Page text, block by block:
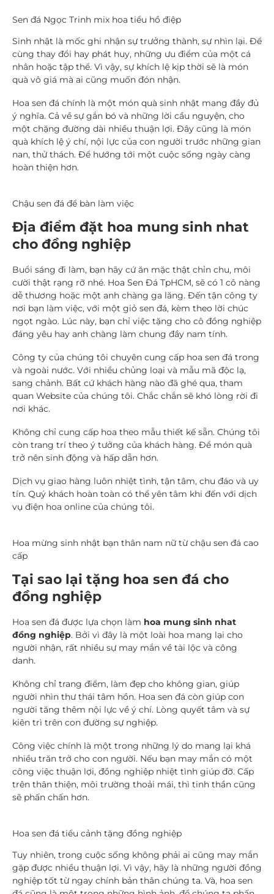
Sen đá Ngọc Trinh mix hoa tiểu hồ điệp
Sinh nhật là mốc ghi nhận sự trưởng thành, sự nhìn lại. Để
cùng thay đổi hay phát huy, những ưu điểm của một cá
nhân hoặc tập thể. Vì vậy, sự khích lệ kịp thời sẽ là món
quà vô giá mà ai cũng muốn đón nhận.
Hoa sen đá chính là một món quà sinh nhật mang đầy đủ
ý nghĩa. Cả về sự gắn bó và những lời cầu nguyện, cho
một chặng đường dài nhiều thuận lợi. Đây cũng là món
quà khích lệ ý chí, nội lực của con người trước những gian
nan, thử thách. Để hướng tới một cuộc sống ngày càng
hoàn thiện hơn.
Chậu sen đá để bàn làm việc
Địa điểm đặt hoa mung sinh nhat
cho đồng nghiệp
Buổi sáng đi làm, bạn hãy cứ ăn mặc thật chỉn chu, môi
cười thật rạng rỡ nhé. Hoa Sen Đá TpHCM, sẽ có 1 cô nàng
dễ thương hoặc một anh chàng ga lăng. Đến tận công ty
nơi bạn làm việc, với một giỏ sen đá, kèm theo lời chúc
ngọt ngào. Lúc này, bạn chỉ việc tặng cho cô đồng nghiệp
đáng yêu hay anh chàng làm chung đầy nam tính.
Công ty của chúng tôi chuyên cung cấp hoa sen đá trong
và ngoài nước. Với nhiều chủng loại và mẫu mã độc lạ,
sang chảnh. Bất cứ khách hàng nào đã ghé qua, tham
quan Website của chúng tôi. Chắc chắn sẽ khó lòng rời đi
nơi khác.
Không chỉ cung cấp hoa theo mẫu thiết kế sẵn. Chúng tôi
còn trang trí theo ý tưởng của khách hàng. Để món quà
trở nên sinh động và hấp dẫn hơn.
Dịch vụ giao hàng luôn nhiệt tình, tận tâm, chu đáo và uy
tín. Quý khách hoàn toàn có thể yên tâm khi đến với dịch
vụ điện hoa online của chúng tôi.
Hoa mừng sinh nhật bạn thân nam nữ từ chậu sen đá cao
cấp
Tại sao lại tặng hoa sen đá cho
đồng nghiệp
Hoa sen đá được lựa chọn làm hoa mung sinh nhat
đồng nghiệp. Bởi vì đây là một loài hoa mang lại cho
người nhận, rất nhiều sự may mắn về tài lộc và công
danh.
Không chỉ trang điểm, làm đẹp cho không gian, giúp
người nhìn thư thái tâm hồn. Hoa sen đá còn giúp con
người tăng thêm nội lực về ý chí. Lòng quyết tâm và sự
kiên trì trên con đường sự nghiệp.
Công việc chính là một trong những lý do mang lại khá
nhiều trăn trở cho con người. Nếu bạn may mắn có một
công việc thuận lợi, đồng nghiệp nhiệt tình giúp đỡ. Cấp
trên thân thiện, môi trường thoải mái, thì tinh thần cũng
sẽ phấn chấn hơn.
Hoa sen đá tiểu cảnh tặng đồng nghiệp
Tuy nhiên, trong cuộc sống không phải ai cũng may mắn
gặp được nhiều thuận lợi. Vì vậy, hãy là những người đồng
nghiệp tốt từ ngay chính bản thân chúng ta. Và, hoa sen